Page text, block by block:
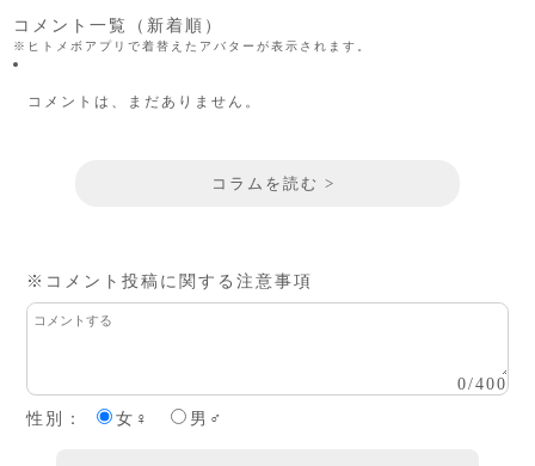
コメント一覧（新着順）
※ヒトメボアプリで着替えたアバターが表示されます。
コメントは、まだありません。
コラムを読む >
※コメント投稿に関する注意事項
0/400
性別：
女♀ 男♂